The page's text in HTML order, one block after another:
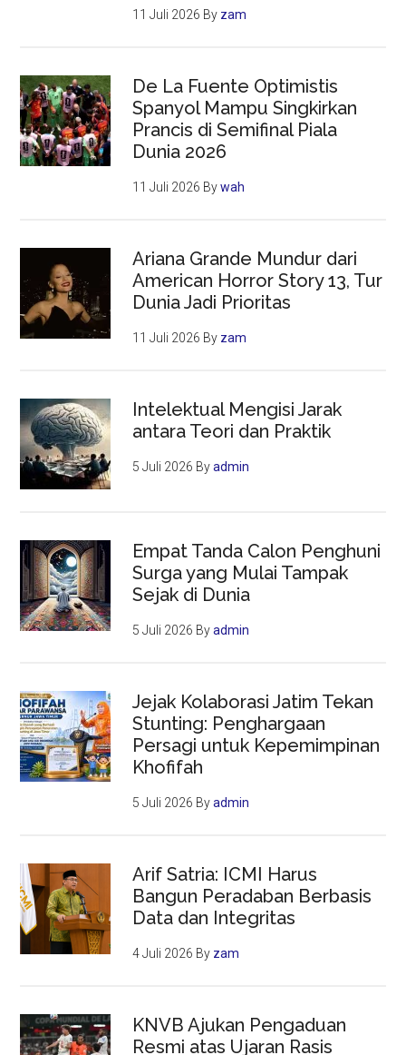
11 Juli 2026 By zam
De La Fuente Optimistis
Spanyol Mampu Singkirkan
Prancis di Semifinal Piala
Dunia 2026
11 Juli 2026 Bywah
Ariana Grande Mundur dari
American Horror Story 13, Tur
Dunia Jadi Prioritas
11 Juli 2026 By zam
Intelektual Mengisi Jarak
antara Teori dan Praktik
5 Juli 2026 Byadmin
Empat Tanda Calon Penghuni
Surga yang Mulai Tampak
Sejak di Dunia
5 Juli 2026 Byadmin
Jejak Kolaborasi Jatim Tekan
Stunting: Penghargaan
Persagi untuk Kepemimpinan
Khofifah
5 Juli 2026 Byadmin
Arif Satria: ICMI Harus
Bangun Peradaban Berbasis
Data dan Integritas
4 Juli 2026 By zam
KNVB Ajukan Pengaduan
Resmi atas Ujaran Rasis